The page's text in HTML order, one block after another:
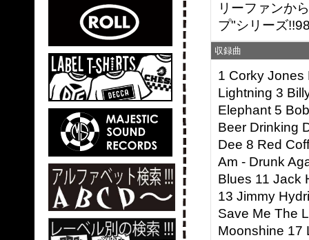
リーファンか
プ"シリーズ
収録曲
1 Corky Jones
Lightning 3
Elephant 5
Beer Drinking
Dee 8 Red
Am - Drunk
Blues 11 Jack
13 Jimmy
Save Me The
Moonshine 17